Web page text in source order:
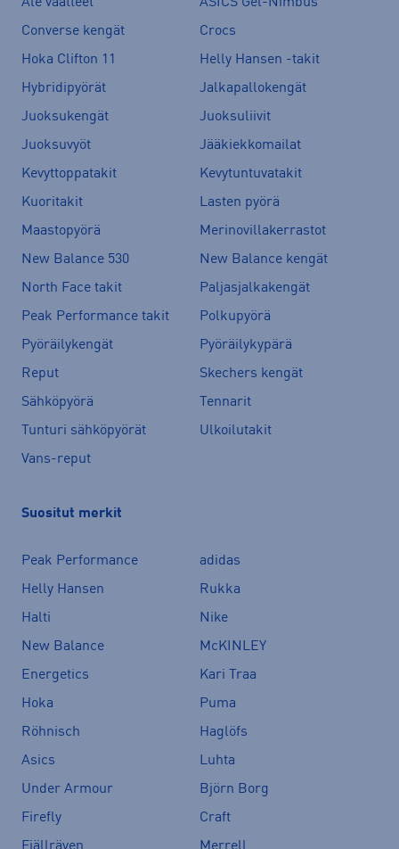
Ale vaatteet
ASICS Gel-Nimbus
Converse kengät
Crocs
Hoka Clifton 11
Helly Hansen -takit
Hybridipyörät
Jalkapallokengät
Juoksukengät
Juoksuliivit
Juoksuvyöt
Jääkiekkomailat
Kevyttoppatakit
Kevytuntuvatakit
Kuoritakit
Lasten pyörä
Maastopyörä
Merinovillakerrastot
New Balance 530
New Balance kengät
North Face takit
Paljasjalkakengät
Peak Performance takit
Polkupyörä
Pyöräilykengät
Pyöräilykypärä
Reput
Skechers kengät
Sähköpyörä
Tennarit
Tunturi sähköpyörät
Ulkoilutakit
Vans-reput
Suositut merkit
Peak Performance
adidas
Helly Hansen
Rukka
Halti
Nike
New Balance
McKINLEY
Energetics
Kari Traa
Hoka
Puma
Röhnisch
Haglöfs
Asics
Luhta
Under Armour
Björn Borg
Firefly
Craft
Fjällräven
Merrell